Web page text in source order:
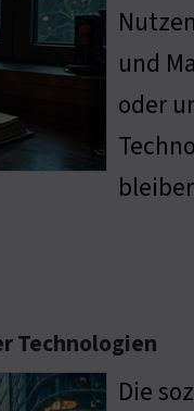
und
oder
Technologien
Die